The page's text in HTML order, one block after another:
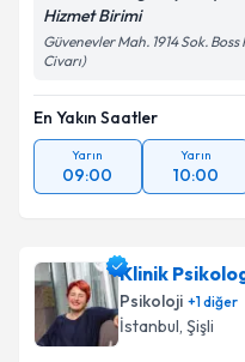
Hizmet Birimi
Güvenevler Mah. 1914 Sok.
Civarı)
En Yakın Saatler
Yarın
09:00
Yarın
10:00
Klinik
Psikoloji +1diğer
İstanbul, Şişli